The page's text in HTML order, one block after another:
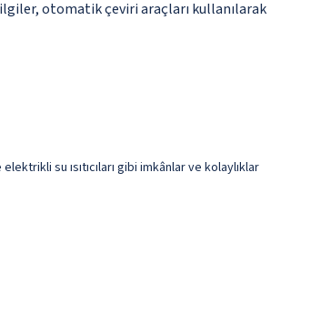
otomatik çeviri araçları kullanılarak
su ısıtıcıları gibi imkânlar ve kolaylıklar